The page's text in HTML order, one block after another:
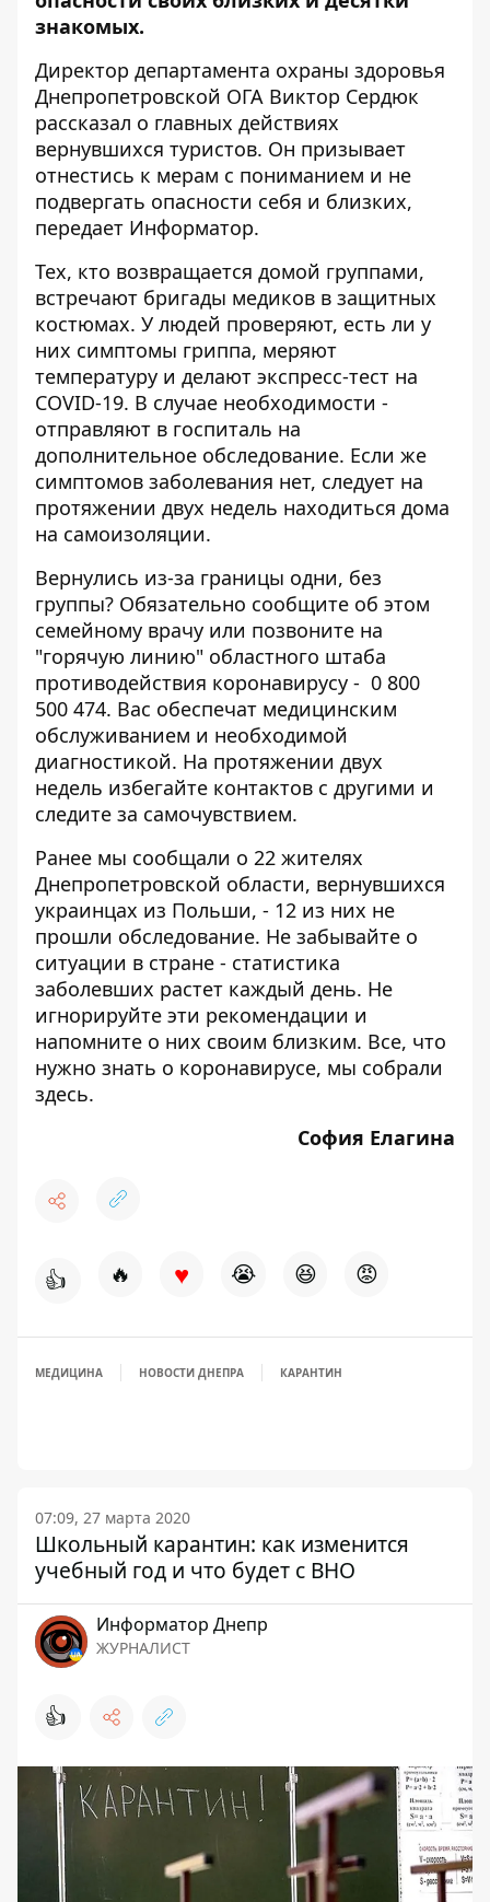
знакомых.
Директор департамента охраны здоровья
Днепропетровской ОГА Виктор Сердюк
рассказал о главных действиях
вернувшихся туристов. Он призывает
отнестись к мерам с пониманием и не
подвергать опасности себя и близких,
передает Информатор.
Тех, кто возвращается домой группами,
встречают бригады медиков в защитных
костюмах. У людей проверяют, есть ли у
них симптомы гриппа, меряют
температуру и делают экспресс-тест на
COVID-19. В случае необходимости -
отправляют в госпиталь на
дополнительное обследование. Если же
симптомов заболевания нет, следует на
протяжении двух недель находиться дома
на самоизоляции.
Вернулись из-за границы одни, без
группы? Обязательно сообщите об этом
семейному врачу или позвоните на
"горячую линию" областного штаба
противодействия коронавирусу - 0 800
500 474. Вас обеспечат медицинским
обслуживанием и необходимой
диагностикой. На протяжении двух
недель избегайте контактов с другими и
следите за самочувствием.
Ранее мы сообщали о 22 жителях
Днепропетровской области, вернувшихся
украинцах из Польши, - 12 из них не
прошли обследование. Не забывайте о
ситуации в стране - статистика
заболевших растет каждый день. Не
игнорируйте эти рекомендации и
напомните о них своим близким. Все, что
нужно знать о коронавирусе, мы собрали
здесь.
София Елагина
👍 🔥 ♥ 😭 😆 😡
МЕДИЦИНА НОВОСТИ ДНЕПРА КАРАНТИН
07:09, 27 марта 2020
Школьный карантин: как изменится
учебный год и что будет с ВНО
Информатор Днепр
ЖУРНАЛИСТ
👍